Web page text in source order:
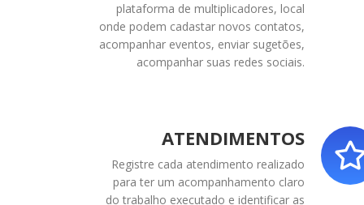
plataforma de multiplicadores, local
onde podem cadastar novos contatos,
acompanhar eventos, enviar sugetões,
acompanhar suas redes sociais.
ATENDIMENTOS
Registre cada atendimento realizado
para ter um acompanhamento claro
do trabalho executado e identificar as